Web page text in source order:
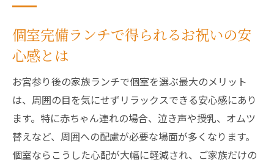
個室完備ランチで得られるお祝いの安
心感とは
お宮参り後の家族ランチで個室を選ぶ最大のメリット
は、周囲の目を気にせずリラックスできる安心感にあり
ます。特に赤ちゃん連れの場合、泣き声や授乳、オムツ
替えなど、周囲への配慮が必要な場面が多くなります。
個室ならこうした心配が大幅に軽減され、ご家族だけの